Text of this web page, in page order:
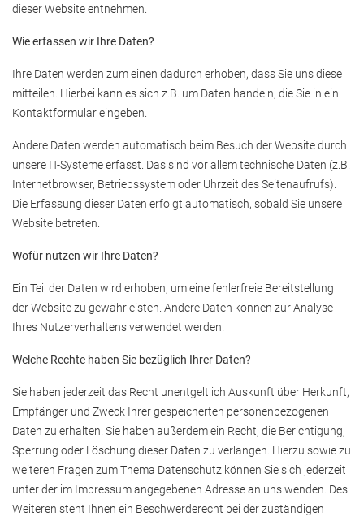
dieser Website entnehmen.
Wie erfassen wir Ihre Daten?
Ihre Daten werden zum einen dadurch erhoben, dass Sie uns diese
mitteilen. Hierbei kann es sich z.B. um Daten handeln, die Sie in ein
Kontaktformular eingeben.
Andere Daten werden automatisch beim Besuch der Website durch
unsere IT-Systeme erfasst. Das sind vor allem technische Daten (z.B.
Internetbrowser, Betriebssystem oder Uhrzeit des Seitenaufrufs).
Die Erfassung dieser Daten erfolgt automatisch, sobald Sie unsere
Website betreten.
Wofür nutzen wir Ihre Daten?
Ein Teil der Daten wird erhoben, um eine fehlerfreie Bereitstellung
der Website zu gewährleisten. Andere Daten können zur Analyse
Ihres Nutzerverhaltens verwendet werden.
Welche Rechte haben Sie bezüglich Ihrer Daten?
Sie haben jederzeit das Recht unentgeltlich Auskunft über Herkunft,
Empfänger und Zweck Ihrer gespeicherten personenbezogenen
Daten zu erhalten. Sie haben außerdem ein Recht, die Berichtigung,
Sperrung oder Löschung dieser Daten zu verlangen. Hierzu sowie zu
weiteren Fragen zum Thema Datenschutz können Sie sich jederzeit
unter der im Impressum angegebenen Adresse an uns wenden. Des
Weiteren steht Ihnen ein Beschwerderecht bei der zuständigen